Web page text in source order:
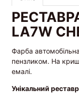
LA7W
Фарба
пензликом. На
емалі.
Унікальний